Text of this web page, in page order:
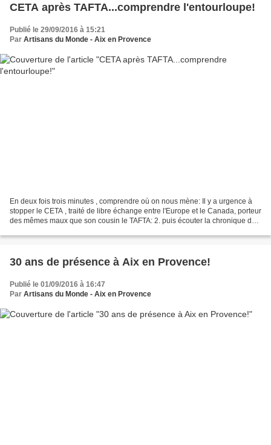
CETA après TAFTA...comprendre l'entourloupe!
Publié le 29/09/2016 à 15:21
Par Artisans du Monde - Aix en Provence
En deux fois trois minutes , comprendre où on nous mène: Il y a urgence à
stopper le CETA , traité de libre échange entre l'Europe et le Canada, porteur
des mêmes maux que son cousin le TAFTA: 2. puis écouter la chronique de
30 ans de présence à Aix en Provence!
Publié le 01/09/2016 à 16:47
Par Artisans du Monde - Aix en Provence